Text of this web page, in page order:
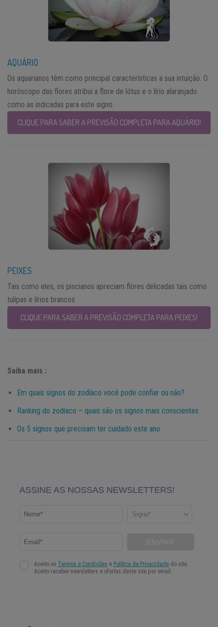
AQUÁRIO
Os aquarianos têm como principal características a sua intuição. O
horóscopo das flores atribui a flore de lótus e o lírio alaranjado
como as indicadas para este signo.
CLIQUE PARA SABER A PREVISÃO COMPLETA PARA AQUÁRIO!
PEIXES
Tais como eles, os piscianos apreciam flores delicadas tais como
tulipas e lírios brancos.
CLIQUE PARA SABER A PREVISÃO COMPLETA PARA PEIXES!
Saiba mais :
Em quais signos do zodíaco você pode confiar ou não?
Ranking do zodíaco – quais são os signos mais conscientes
Os 5 signos que precisam ter cuidado este ano